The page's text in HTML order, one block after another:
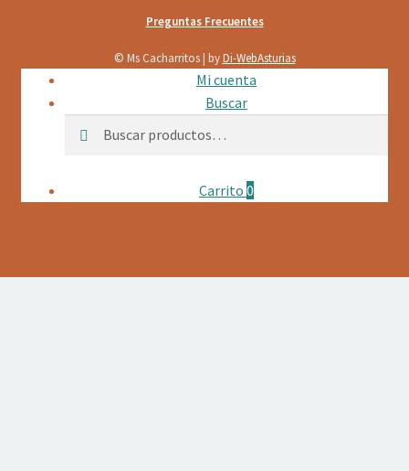
Preguntas Frecuentes
© Ms Cacharritos | byDi-WebAsturias
Mi cuenta
Buscar
Carrito 0